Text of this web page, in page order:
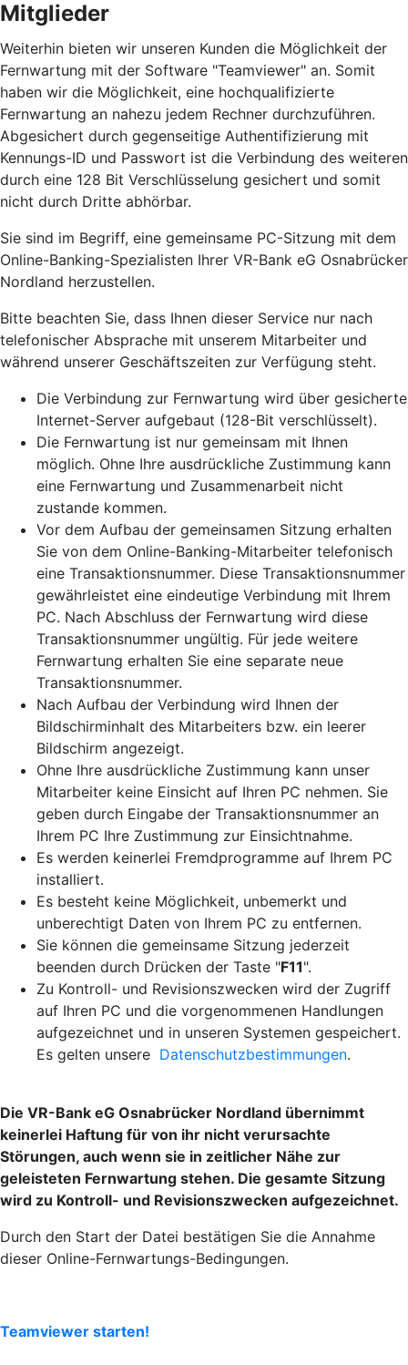
Mitglieder
Weiterhin bieten wir unseren Kunden die Möglichkeit der
Fernwartung mit der Software "Teamviewer" an. Somit
haben wir die Möglichkeit, eine hochqualifizierte
Fernwartung an nahezu jedem Rechner durchzuführen.
Abgesichert durch gegenseitige Authentifizierung mit
Kennungs-ID und Passwort ist die Verbindung des weiteren
durch eine 128 Bit Verschlüsselung gesichert und somit
nicht durch Dritte abhörbar.
Sie sind im Begriff, eine gemeinsame PC-Sitzung mit dem
Online-Banking-Spezialisten Ihrer VR-Bank eG Osnabrücker
Nordland herzustellen.
Bitte beachten Sie, dass Ihnen dieser Service nur nach
telefonischer Absprache mit unserem Mitarbeiter und
während unserer Geschäftszeiten zur Verfügung steht.
Die Verbindung zur Fernwartung wird über gesicherte
Internet-Server aufgebaut (128-Bit verschlüsselt).
Die Fernwartung ist nur gemeinsam mit Ihnen
möglich. Ohne Ihre ausdrückliche Zustimmung kann
eine Fernwartung und Zusammenarbeit nicht
zustande kommen.
Vor dem Aufbau der gemeinsamen Sitzung erhalten
Sie von dem Online-Banking-Mitarbeiter telefonisch
eine Transaktionsnummer. Diese Transaktionsnummer
gewährleistet eine eindeutige Verbindung mit Ihrem
PC. Nach Abschluss der Fernwartung wird diese
Transaktionsnummer ungültig. Für jede weitere
Fernwartung erhalten Sie eine separate neue
Transaktionsnummer.
Nach Aufbau der Verbindung wird Ihnen der
Bildschirminhalt des Mitarbeiters bzw. ein leerer
Bildschirm angezeigt.
Ohne Ihre ausdrückliche Zustimmung kann unser
Mitarbeiter keine Einsicht auf Ihren PC nehmen. Sie
geben durch Eingabe der Transaktionsnummer an
Ihrem PC Ihre Zustimmung zur Einsichtnahme.
Es werden keinerlei Fremdprogramme auf Ihrem PC
installiert.
Es besteht keine Möglichkeit, unbemerkt und
unberechtigt Daten von Ihrem PC zu entfernen.
Sie können die gemeinsame Sitzung jederzeit
beenden durch Drücken der Taste "F11".
Zu Kontroll- und Revisionszwecken wird der Zugriff
auf Ihren PC und die vorgenommenen Handlungen
aufgezeichnet und in unseren Systemen gespeichert.
Es gelten unsere Datenschutzbestimmungen.
Die VR-Bank eG Osnabrücker Nordland übernimmt
keinerlei Haftung für von ihr nicht verursachte
Störungen, auch wenn sie in zeitlicher Nähe zur
geleisteten Fernwartung stehen. Die gesamte Sitzung
wird zu Kontroll- und Revisionszwecken aufgezeichnet.
Durch den Start der Datei bestätigen Sie die Annahme
dieser Online-Fernwartungs-Bedingungen.
Teamviewer starten!